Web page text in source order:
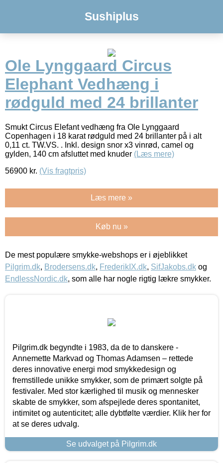
Sushiplus
Ole Lynggaard Circus
Elephant Vedhæng i
rødguld med 24 brillanter
Smukt Circus Elefant vedhæng fra Ole Lynggaard
Copenhagen i 18 karat rødguld med 24 brillanter på i alt
0,11 ct. TW.VS. . Inkl. design snor x3 vinrød, camel og
gylden, 140 cm afsluttet med knuder (Læs mere)
56900 kr. (Vis fragtpris)
Læs mere »
Køb nu »
De mest populære smykke-webshops er i øjeblikket
Pilgrim.dk, Brodersens.dk, FrederikIX.dk, SifJakobs.dk og
EndlessNordic.dk, som alle har nogle rigtig lækre smykker.
Pilgrim.dk begyndte i 1983, da de to danskere -
Annemette Markvad og Thomas Adamsen – rettede
deres innovative energi mod smykkedesign og
fremstillede unikke smykker, som de primært solgte på
festivaler. Med stor kærlighed til musik og mennesker
skabte de smykker, som afspejlede deres spontanitet,
intimitet og autenticitet; alle dybtfølte værdier. Klik her for
at se deres udvalg.
Se udvalget på Pilgrim.dk